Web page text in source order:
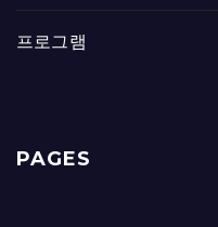
프로그램
PAGES